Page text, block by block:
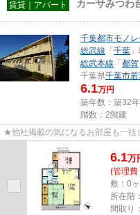
賃貸｜アパート カーサみつわ
千葉都市モノ
総武線 「 千葉
総武本線 「 都賀
千葉県千葉市若
6.1万円
築年数：築32年
階数：2階建
★他社掲載の気になるお部屋も一
6.1万
(管理費
敷：0
所在階
間取り